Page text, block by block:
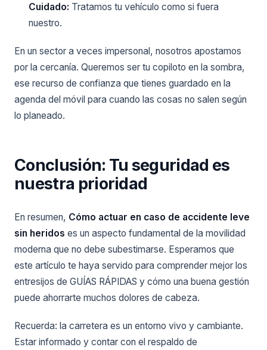
Cuidado: Tratamos tu vehículo como si fuera
nuestro.
En un sector a veces impersonal, nosotros apostamos
por la cercanía. Queremos ser tu copiloto en la sombra,
ese recurso de confianza que tienes guardado en la
agenda del móvil para cuando las cosas no salen según
lo planeado.
Conclusión: Tu seguridad es
nuestra prioridad
En resumen, Cómo actuar en caso de accidente leve
sin heridos es un aspecto fundamental de la movilidad
moderna que no debe subestimarse. Esperamos que
este artículo te haya servido para comprender mejor los
entresijos de GUÍAS RÁPIDAS y cómo una buena gestión
puede ahorrarte muchos dolores de cabeza.
Recuerda: la carretera es un entorno vivo y cambiante.
Estar informado y contar con el respaldo de